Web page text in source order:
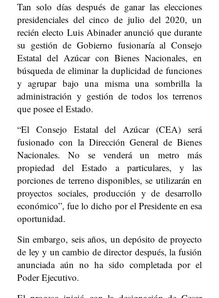
Tan solo días después de ganar las elecciones
presidenciales del cinco de julio del 2020, un
recién electo Luis Abinader anunció que durante
su gestión de Gobierno fusionaría al Consejo
Estatal del Azúcar con Bienes Nacionales, en
búsqueda de eliminar la duplicidad de funciones
y agrupar bajo una misma una sombrilla la
administración y gestión de todos los terrenos
que posee el Estado.
“El Consejo Estatal del Azúcar (CEA) será
fusionado con la Dirección General de Bienes
Nacionales. No se venderá un metro más
propiedad del Estado a particulares, y las
porciones de terreno disponibles, se utilizarán en
proyectos sociales, producción y de desarrollo
económico”, fue lo dicho por el Presidente en esa
oportunidad.
Sin embargo, seis años, un depósito de proyecto
de ley y un cambio de director después, la fusión
anunciada aún no ha sido completada por el
Poder Ejecutivo.